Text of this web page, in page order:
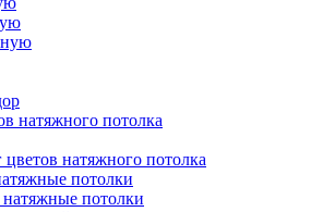
натяжного потолка
цветов натяжного потолка
потолки
потолки